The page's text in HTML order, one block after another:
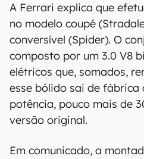
A Ferrari explica que
no modelo coupé
conversível (Spider). O
composto por um 3.0 V8
elétricos que, somados,
esse bólido sai de fábrica
potência, pouco mais de
versão original.
Em comunicado, a